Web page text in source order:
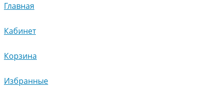
Главная
Кабинет
Корзина
Избранные